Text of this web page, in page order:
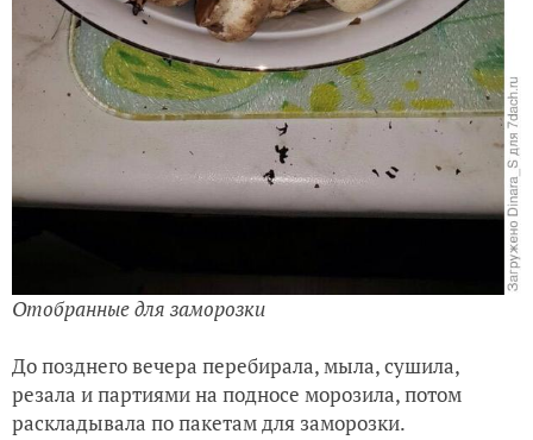
Отобранные для заморозки
До позднего вечера перебирала, мыла, сушила,
резала и партиями на подносе морозила, потом
раскладывала по пакетам для заморозки.